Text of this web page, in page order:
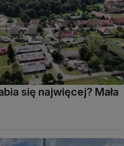
się najwięcej? Mała